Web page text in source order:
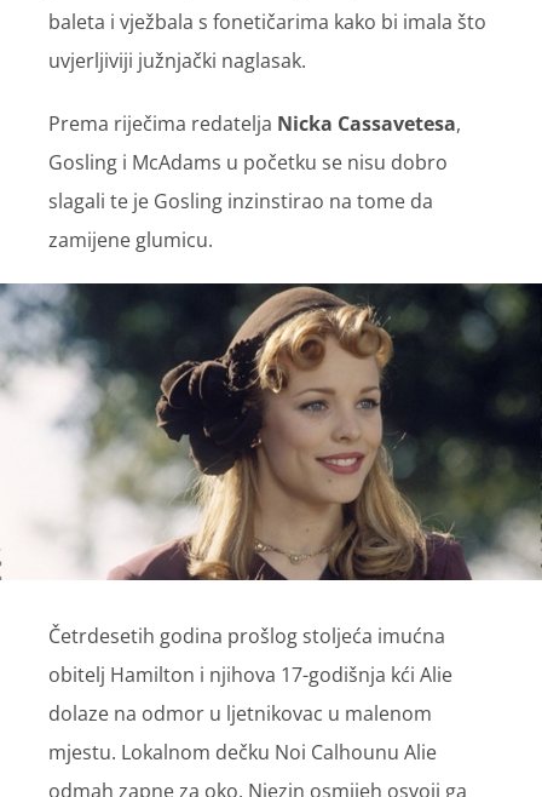
baleta i vježbala s fonetičarima kako bi imala što
uvjerljiviji južnjački naglasak.
Prema riječima redatelja Nicka Cassavetesa,
Gosling i McAdams u početku se nisu dobro
slagali te je Gosling inzinstirao na tome da
zamijene glumicu.
Četrdesetih godina prošlog stoljeća imućna
obitelj Hamilton i njihova 17-godišnja kći Alie
dolaze na odmor u ljetnikovac u malenom
mjestu. Lokalnom dečku Noi Calhounu Alie
odmah zapne za oko. Njezin osmijeh osvoji ga